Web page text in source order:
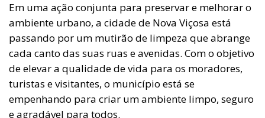
Em uma ação conjunta para preservar e melhorar o
ambiente urbano, a cidade de Nova Viçosa está
passando por um mutirão de limpeza que abrange
cada canto das suas ruas e avenidas. Com o objetivo
de elevar a qualidade de vida para os moradores,
turistas e visitantes, o município está se
empenhando para criar um ambiente limpo, seguro
e agradável para todos.